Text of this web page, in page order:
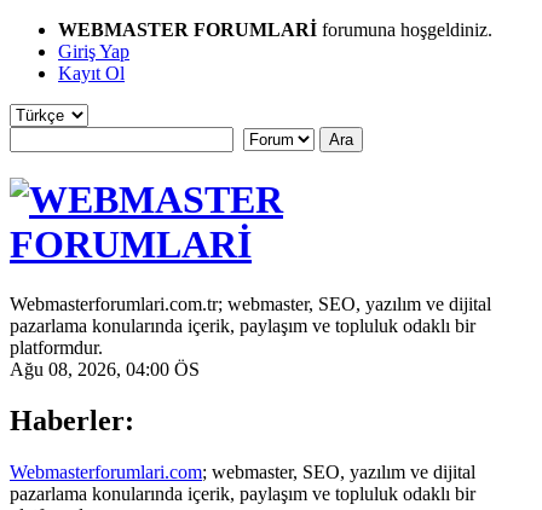
WEBMASTER FORUMLARİ forumuna hoşgeldiniz.
Giriş Yap
Kayıt Ol
Webmasterforumlari.com.tr; webmaster, SEO, yazılım ve dijital
pazarlama konularında içerik, paylaşım ve topluluk odaklı bir
platformdur.
Ağu 08, 2026, 04:00 ÖS
Haberler:
Webmasterforumlari.com; webmaster, SEO, yazılım ve dijital
pazarlama konularında içerik, paylaşım ve topluluk odaklı bir